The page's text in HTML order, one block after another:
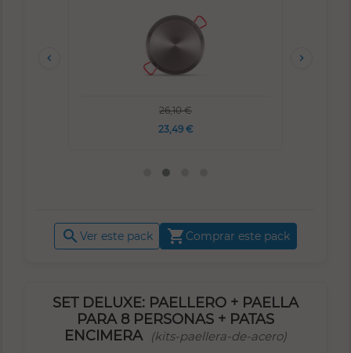

26,10 €
23,49 €

 Ver este pack  Comprar este pack
SET DELUXE: PAELLERO + PAELLA
PARA 8 PERSONAS + PATAS
ENCIMERA
(kits-paellera-de-acero)